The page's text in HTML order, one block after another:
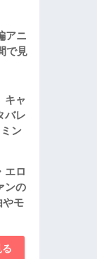
アニ
で見
キャ
バレ
ン
エロ
ンの
やモ